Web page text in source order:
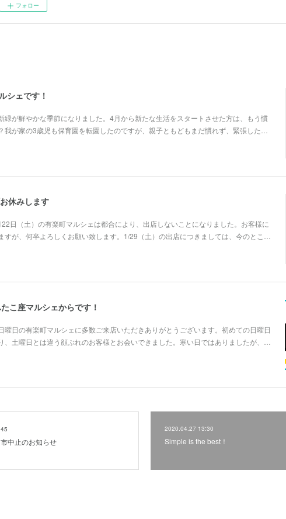
フォロー
シェです！
緑が鮮やかな季節になりました。4月から新たな生活をスタートさせた方は、もう慣
我が家の3歳児も保育園を転園したのですが、親子ともどもまだ慣れず、緊張した…
休みします
22日（土）の有楽町マルシェは都合により、出店しないことになりました。お客様に
すが、何卒よろしくお願い致します。1/29（土）の出店につきましては、今のとこ…
こ座マルシェからです！
曜日の有楽町マルシェに多数ご来店いただきありがとうございます。初めての日曜日
、土曜日とは違う顔ぶれのお客様とお会いできました。寒い日ではありましたが、…
中止のお知らせ
2020.04.27 13:30
Simple is the best！